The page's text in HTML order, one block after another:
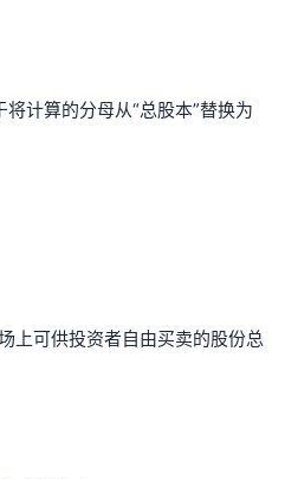
计算的分母从“总股本”替换为
上可供投资者自由买卖的股份总